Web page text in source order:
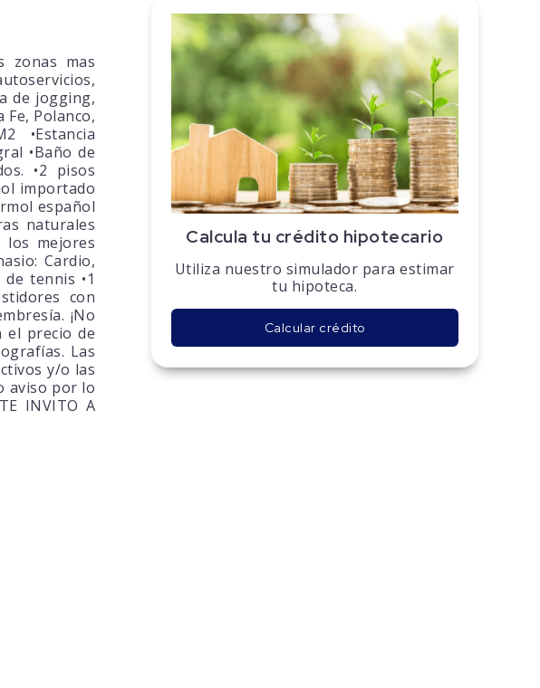
zonas mas
de jogging,
Polanco,
•Estancia
•Baño de
•2 pisos
importado
español
naturales
los mejores
Cardio,
tennis •1
con
¡No
el precio de
Las
y/o las
aviso por lo
INVITO A
Calcula tu crédito hipotecario
Utiliza nuestro simulador para estimar
tu hipoteca.
Calcular crédito